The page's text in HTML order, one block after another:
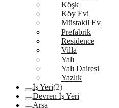
Köşk
Köy Evi
Müstakil Ev
Prefabrik
Residence
Villa
Yalı
Yalı Dairesi
Yazlık
İş Yeri(2)
Devren İş Yeri
Arsa